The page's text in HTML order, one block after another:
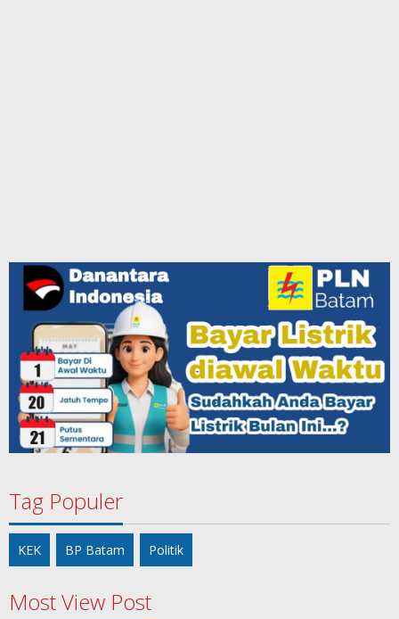
Tag Populer
KEK BP Batam Politik
Most View Post